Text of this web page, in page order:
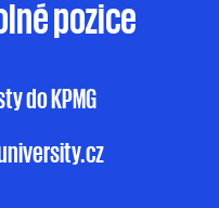
jejího
Můj nesouhlas
pozice
do KPMG